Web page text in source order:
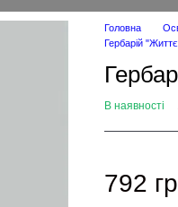
Головна
Гербарій
В наявності
792